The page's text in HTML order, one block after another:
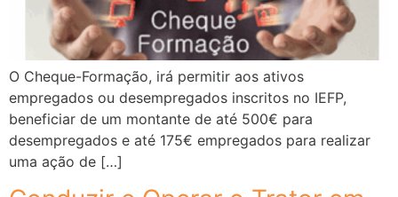
O Cheque-Formação, irá permitir aos ativos
empregados ou desempregados inscritos no IEFP,
beneficiar de um montante de até 500€ para
desempregados e até 175€ empregados para realizar
uma ação de […]